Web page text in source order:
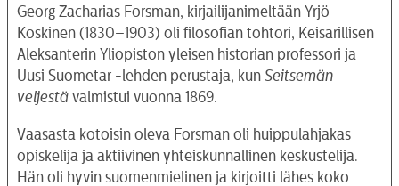
Georg Zacharias Forsman, kirjailijanimeltään Yrjö
Koskinen (1830–1903) oli filosofian tohtori, Keisarillisen
Aleksanterin Yliopiston yleisen historian professori ja
Uusi Suometar -lehden perustaja, kun Seitsemän
veljestä valmistui vuonna 1869.
Vaasasta kotoisin oleva Forsman oli huippulahjakas
opiskelija ja aktiivinen yhteiskunnallinen keskustelija.
Hän oli hyvin suomenmielinen ja kirjoitti lähes koko